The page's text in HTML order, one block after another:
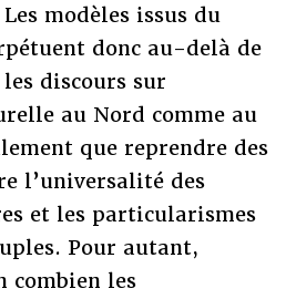
modèles issus du
donc au-delà de
discours sur
au Nord comme au
que reprendre des
l’universalité des
et les particularismes
Pour autant,
combien les